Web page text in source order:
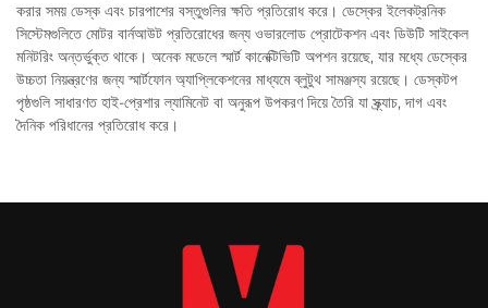
করার সময় ডেস্ক এবং চারপাশের বস্তুগুলির ক্ষতি প্রতিরোধ করে। ডেস্কের ইলেকট্রনিক
সিস্টেমগুলিতে মোটর বার্নআউট প্রতিরোধের জন্য ওভারলোড প্রোটেকশন এবং ডিউটি সাইকেল
মনিটরিং অন্তর্ভুক্ত থাকে। অনেক মডেলে স্মার্ট কানেক্টিভিটি অপশন রয়েছে, যার মধ্যে ডেস্কের
উচ্চতা নিয়ন্ত্রণের জন্য স্মার্টফোন অ্যাপ্লিকেশনের মাধ্যমে ব্লুটুথ সামঞ্জস্য রয়েছে। ডেস্কটপ
পৃষ্ঠগুলি সাধারণত হাই-প্রেশার ল্যামিনেট বা অনুরূপ উপকরণ দিয়ে তৈরি যা স্ক্র্যাচ, দাগ এবং
দৈনিক পরিধানের প্রতিরোধ করে।